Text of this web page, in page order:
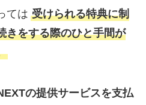
ては 受けられる特典に制
きをする際のひと手間が
の提供サービスを支払